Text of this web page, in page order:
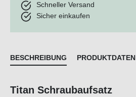
Schneller Versand
Sicher einkaufen
BESCHREIBUNG PRODUKTDATEN
Titan Schraubaufsatz